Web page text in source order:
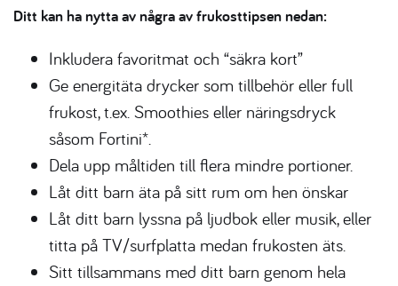
Ditt kan ha nytta av några av frukosttipsen nedan:
Inkludera favoritmat och “säkra kort”
Ge energitäta drycker som tillbehör eller full
frukost, t.ex. Smoothies eller näringsdryck
såsom Fortini*.
Dela upp måltiden till flera mindre portioner.
Låt ditt barn äta på sitt rum om hen önskar
Låt ditt barn lyssna på ljudbok eller musik, eller
titta på TV/surfplatta medan frukosten äts.
Sitt tillsammans med ditt barn genom hela